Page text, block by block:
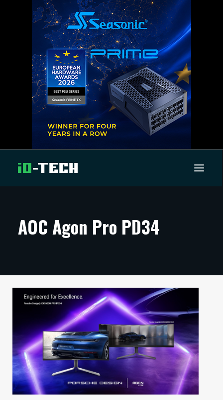
ARTIKKELIT
TECHBBS
TIETOA
KAUPPA
VAIHDA TEEMA
AOC Agon Pro PD34